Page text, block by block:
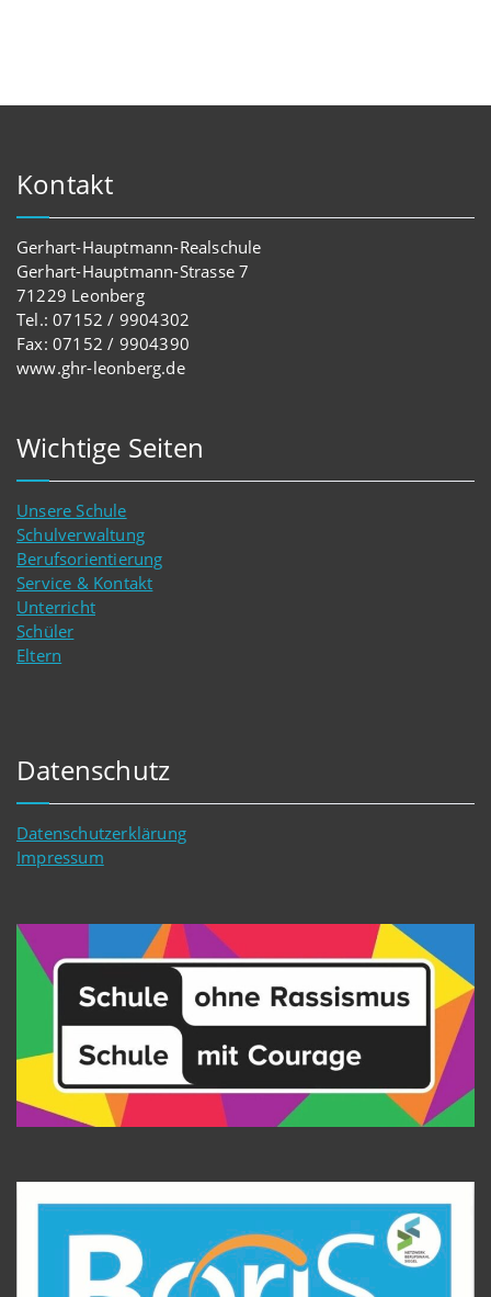
Kontakt
Gerhart-Hauptmann-Realschule
Gerhart-Hauptmann-Strasse 7
71229 Leonberg
Tel.: 07152 / 9904302
Fax: 07152 / 9904390
www.ghr-leonberg.de
Wichtige Seiten
Unsere Schule
Schulverwaltung
Berufsorientierung
Service & Kontakt
Unterricht
Schüler
Eltern
Datenschutz
Datenschutzerklärung
Impressum